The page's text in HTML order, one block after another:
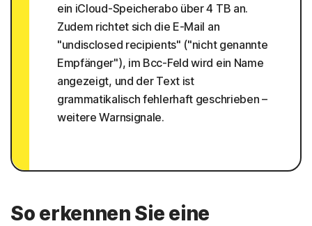
ein iCloud-Speicherabo über 4 TB an.
Zudem richtet sich die E-Mail an
"undisclosed recipients" ("nicht genannte
Empfänger"), im Bcc-Feld wird ein Name
angezeigt, und der Text ist
grammatikalisch fehlerhaft geschrieben –
weitere Warnsignale.
So erkennen Sie eine